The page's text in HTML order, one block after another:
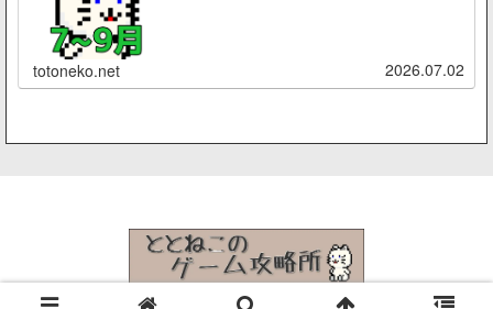
totoneko.net 2026.07.02